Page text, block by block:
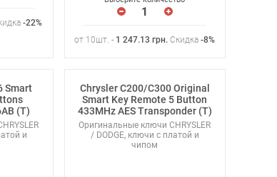
-22%
от 10шт. - 1 247.13 грн. Скидка-8%
Smart
(T)
и
Chrysler C200/C300 Original
Smart Key Remote 5 Button
433MHz AES Transponder (T)
Оригинальные ключи CHRYSLER
/ DODGE, ключи с платой и
чипом